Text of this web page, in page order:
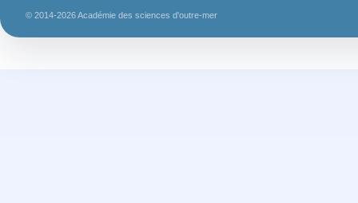
© 2014-2026 Académie des sciences d'outre-mer